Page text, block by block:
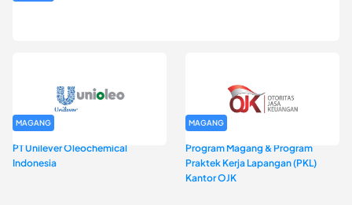
MAGANG
PT Unilever Oleochemical
Indonesia
MAGANG
Program Magang & Program
Praktek Kerja Lapangan (PKL)
Kantor OJK